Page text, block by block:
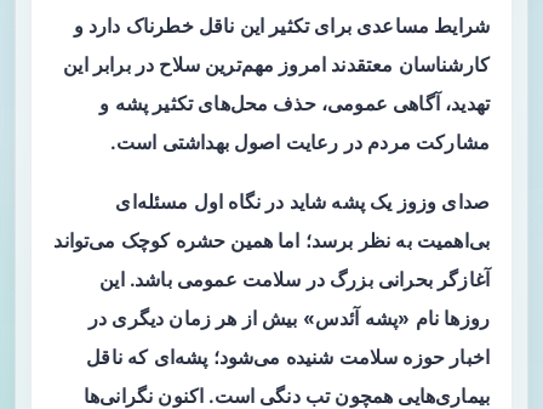
شرایط مساعدی برای تکثیر این ناقل خطرناک دارد و
کارشناسان معتقدند امروز مهم‌ترین سلاح در برابر این
تهدید، آگاهی عمومی، حذف محل‌های تکثیر پشه و
مشارکت مردم در رعایت اصول بهداشتی است.
صدای وزوز یک پشه شاید در نگاه اول مسئله‌ای
بی‌اهمیت به نظر برسد؛ اما همین حشره کوچک می‌تواند
آغازگر بحرانی بزرگ در سلامت عمومی باشد. این
روزها نام «پشه آئدس» بیش از هر زمان دیگری در
اخبار حوزه سلامت شنیده می‌شود؛ پشه‌ای که ناقل
بیماری‌هایی همچون تب دنگی است. اکنون نگرانی‌ها